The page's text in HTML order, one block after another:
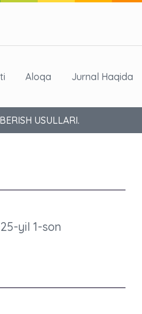
Aloqa Jurnal Haqida
USULLARI.
yil 1-son